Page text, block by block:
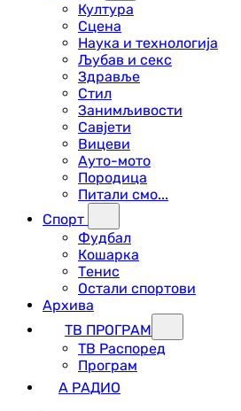
Култура
Сцена
Наука и технологија
Љубав и секс
Здравље
Стил
Занимљивости
Савјети
Вицеви
Ауто-мото
Породица
Питали смо...
Спорт
Фудбал
Кошарка
Тенис
Остали спортови
Архива
ТВ ПРОГРАМ
ТВ Распоред
Програм
А РАДИО